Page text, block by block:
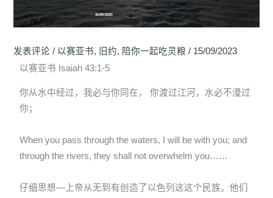
发表评论 / 以赛亚书, 旧约, 陪你一起吃灵粮 / 15/09/2023
以赛亚书 Isaiah 43:1-5
你从水中经过，我必与你同在， 你渡过江河，水必不漫过
你；
When you pass through the waters, I will be with you; and
through the rivers, they shall not overwhelm you……
仔细思想—上帝从无到有创造了以色列这这个民族。他们